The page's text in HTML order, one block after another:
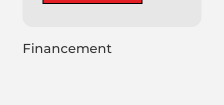
Financement